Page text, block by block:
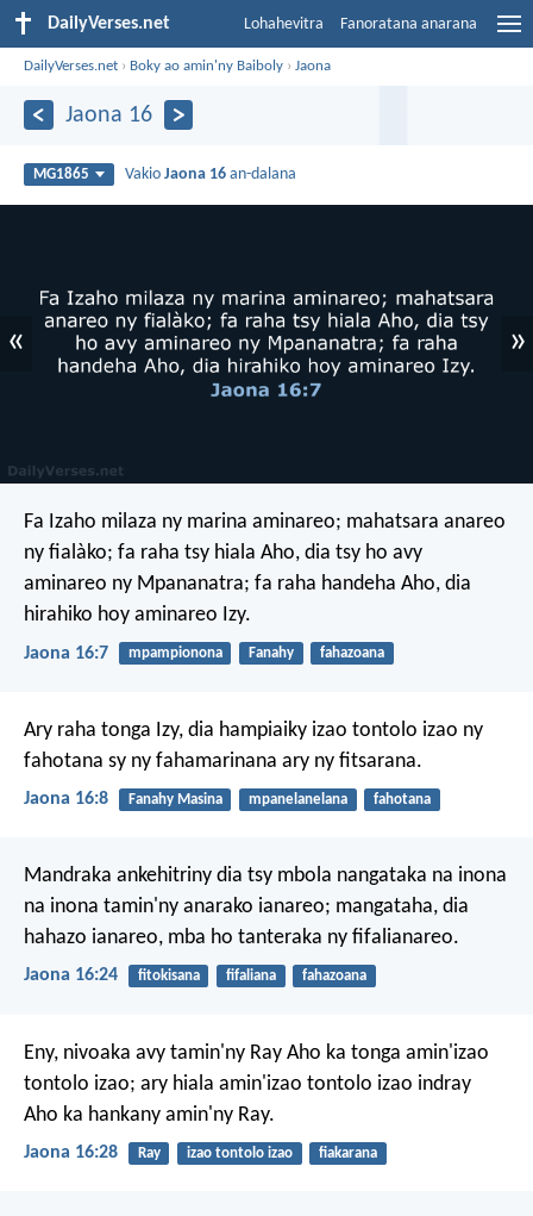
DailyVerses.net Lohahevitra Fanoratana anarana
DailyVerses.net › Boky ao amin'ny Baiboly ›Jaona
Jaona 16
MG1865 VakioJaona 16 an-dalana
« »
Fa Izaho milaza ny marina aminareo; mahatsara anareo
ny fialàko; fa raha tsy hiala Aho, dia tsy ho avy
aminareo ny Mpananatra; fa raha handeha Aho, dia
hirahiko hoy aminareo Izy.
Jaona 16:7 mpampionona Fanahy fahazoana
Ary raha tonga Izy, dia hampiaiky izao tontolo izao ny
fahotana sy ny fahamarinana ary ny fitsarana.
Jaona 16:8 Fanahy Masina mpanelanelana fahotana
Mandraka ankehitriny dia tsy mbola nangataka na inona
na inona tamin'ny anarako ianareo; mangataha, dia
hahazo ianareo, mba ho tanteraka ny fifalianareo.
Jaona 16:24 fitokisana fifaliana fahazoana
Eny, nivoaka avy tamin'ny Ray Aho ka tonga amin'izao
tontolo izao; ary hiala amin'izao tontolo izao indray
Aho ka hankany amin'ny Ray.
Jaona 16:28 Ray izao tontolo izao fiakarana